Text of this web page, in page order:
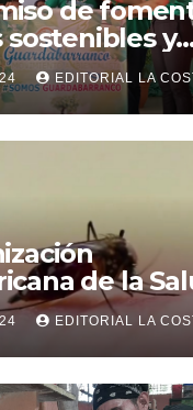
de
sostenibles y
ecológica
EDITORIAL LA
de la
el
dengue
EDITORIAL LA